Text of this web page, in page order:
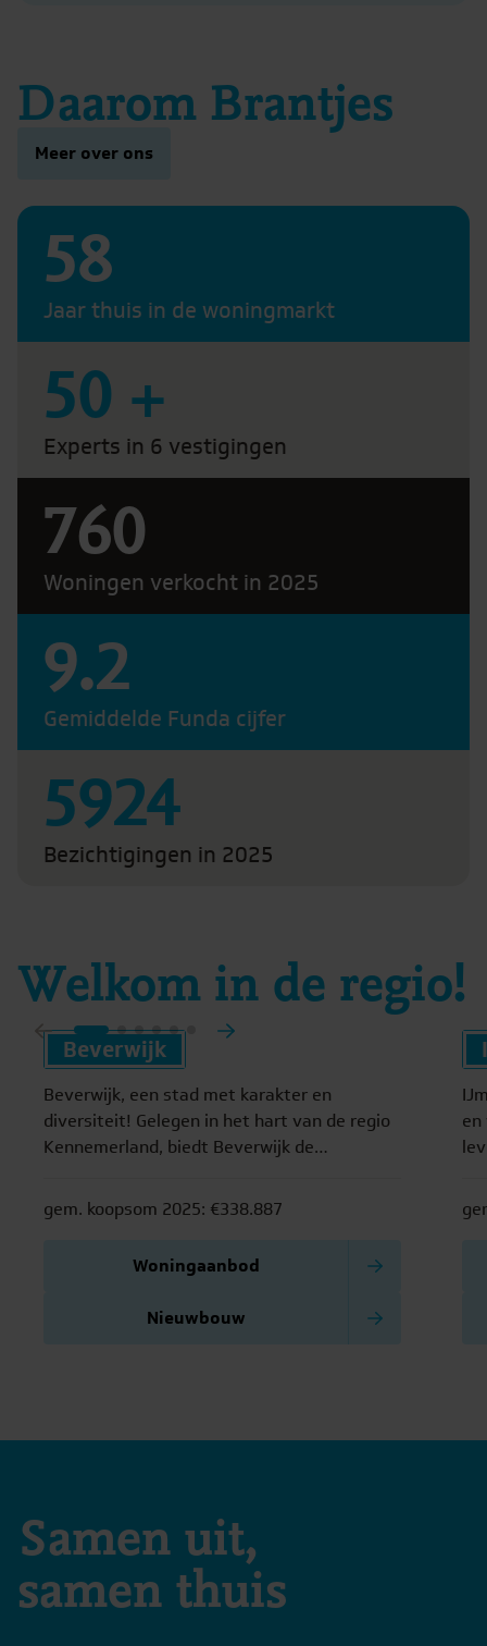
Daarom Brantjes
Meer over ons
58
Jaar thuis in de woningmarkt
50+
Experts in 6 vestigingen
760
Woningen verkocht in 2025
9.2
Gemiddelde Funda cijfer
5924
Bezichtigingen in 2025
Welkom in de regio!
Beverwijk
Beverwijk, een stad met karakter en
diversiteit! Gelegen in het hart van de regio
Kennemerland, biedt Beverwijk de
rust van groene buitenwijken.
gem. koopsom 2025: €338.887
Woningaanbod
Nieuwbouw
Samen uit,
samen thuis